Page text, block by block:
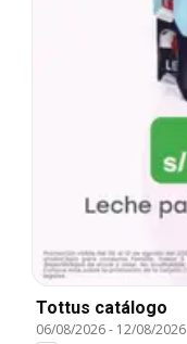
Tottus catálogo
06/08/2026- 12/08/2026